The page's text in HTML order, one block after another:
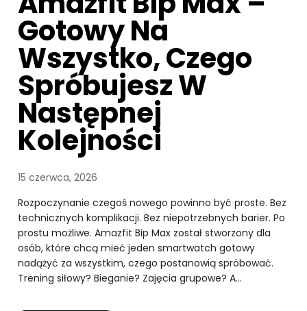
Gotowy Na
Wszystko, Czego
Spróbujesz W
Następnej
Kolejności
15 czerwca, 2026
Rozpoczynanie czegoś nowego powinno być proste. Bez
technicznych komplikacji. Bez niepotrzebnych barier. Po
prostu możliwe. Amazfit Bip Max został stworzony dla
osób, które chcą mieć jeden smartwatch gotowy
nadążyć za wszystkim, czego postanowią spróbować.
Trening siłowy? Bieganie? Zajęcia grupowe? A…